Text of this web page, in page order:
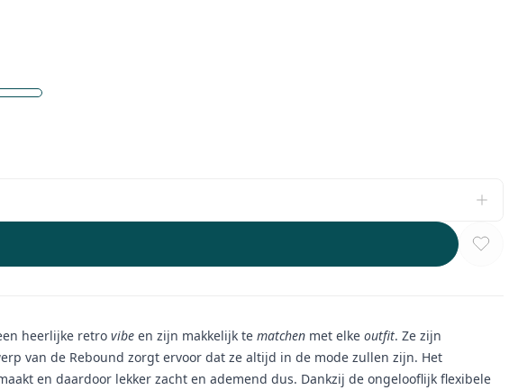
heerlijke retro vibe en zijn makkelijk te matchen met elke outfit. Ze zijn
van de Rebound zorgt ervoor dat ze altijd in de mode zullen zijn. Het
en daardoor lekker zacht en ademend dus. Dankzij de ongelooflijk flexibele